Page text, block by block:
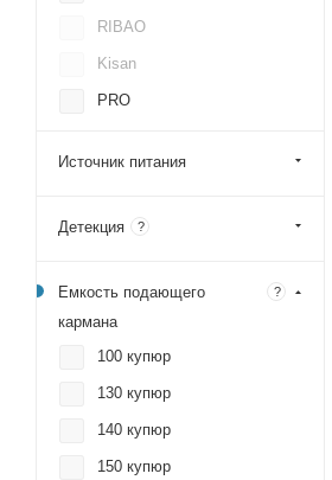
RIBAO
Kisan
PRO
Источник питания
Детекция ?
Емкость подающего
кармана
?
100 купюр
130 купюр
140 купюр
150 купюр